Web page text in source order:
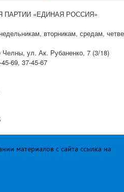
«ЕДИНАЯ РОССИЯ»
вторникам, средам,
ул. Ак. Рубаненко, 7 (3/18)
69, 37-45-67
материалов с сайта ссылка на